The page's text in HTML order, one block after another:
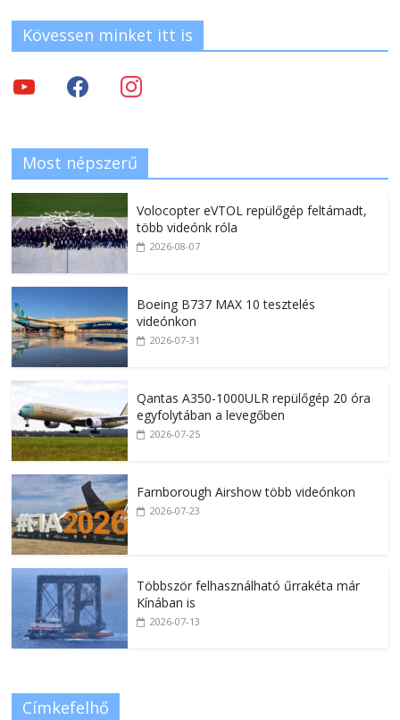
Kövessen minket itt is
Most népszerű
Volocopter eVTOL repülőgép feltámadt,
több videónk róla
2026-08-07
Boeing B737 MAX 10 tesztelés
videónkon
2026-07-31
Qantas A350-1000ULR repülőgép 20 óra
egyfolytában a levegőben
2026-07-25
Farnborough Airshow több videónkon
2026-07-23
Többször felhasználható űrrakéta már
Kínában is
2026-07-13
Címkefelhő